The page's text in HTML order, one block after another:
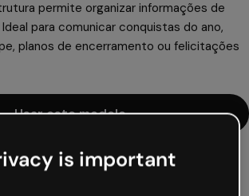
permite organizar informações de
para comunicar conquistas do ano,
planos de encerramento ou felicitações
Usar este modelo
animado
e multimídia
is important